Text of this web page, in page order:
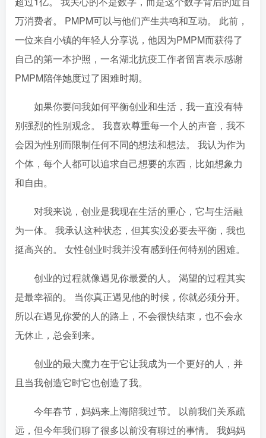
万消费者。 PMPM可以与他们产生共鸣和互动。 此前，
一位来自小镇的年轻人分享说，他因为PMPM而获得了
自己的第一本护照，一名湖北抗疫工作者留言表示感谢
PMPM陪伴她度过了困难时期。
如果你要问我如何平衡创业和生活，我一直没有特
别强烈的性别观念。 我喜欢尊重每一个人的声音，我不
会因为性别而限制任何不同的想法和想法。 我认为作为
个体，每个人都可以追求自己想要的东西，比如想象力
和自由。
对我来说，创业是我现在生活的重心，它与生活融
为一体。 我承认这种状态，但其实没必要去平衡，我也
挺高兴的。 女性创业时我并没有感到任何特别的困难。
创业的过程就像遇见你最爱的人。 渴望的过程其实
是最幸福的。 当你真正遇见他的时候，你就必须分开。
所以在遇见你爱的人的路上，不会很快结束，也不会永
无休止，总会到来。
创业的最大魔力在于它让我成为一个更好的人，并
且当我创造它时它也创造了我。
今年春节，妈妈来上海陪我过节。 以前我们关系疏
远，但今年我们聊了很多以前没有聊过的事情。 我妈妈